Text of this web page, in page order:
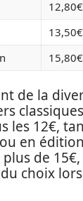
12,80€
13,50€
15,80€
de la
les 12€,
en
de
choix